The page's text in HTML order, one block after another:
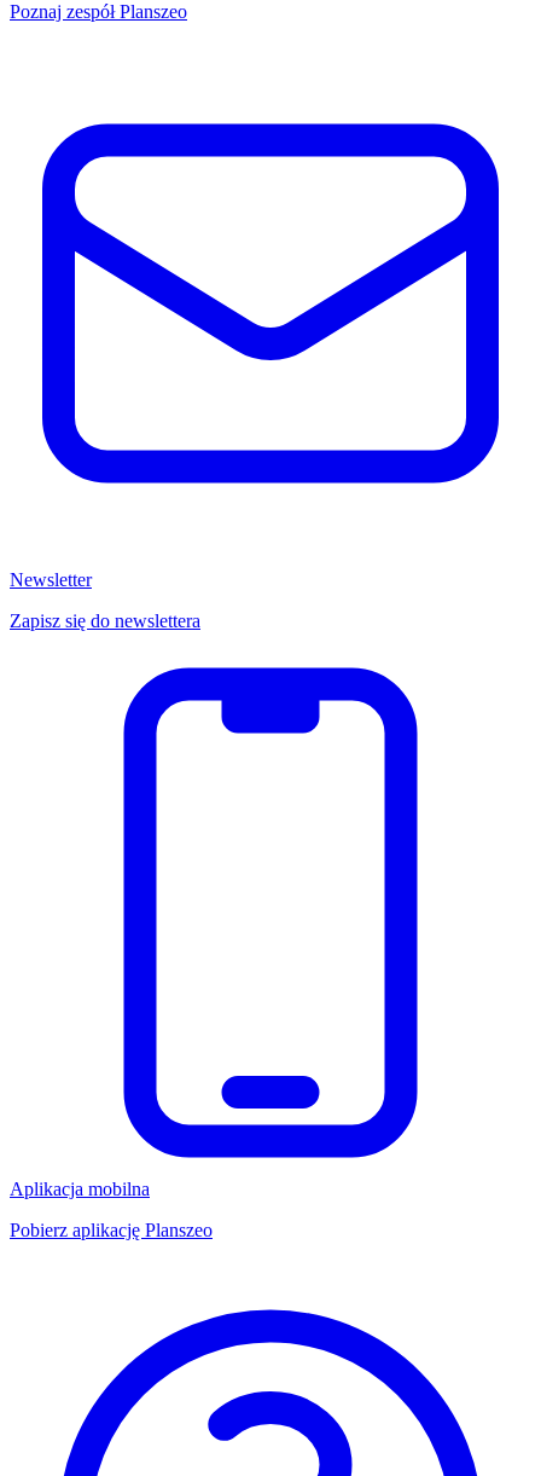
Poznaj zespół Planszeo
Newsletter
Zapisz się do newslettera
Aplikacja mobilna
Pobierz aplikację Planszeo